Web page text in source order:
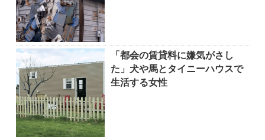
「都会の賃貸料に嫌気がさし
た」犬や馬とタイニーハウスで
生活する女性